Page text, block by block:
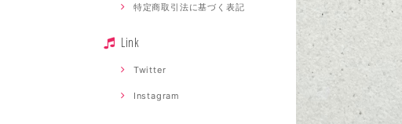
特定商取引法に基づく表記
Link
Twitter
Instagram